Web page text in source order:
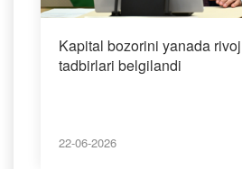
Kapital bozorini yanada
tadbirlari belgilandi
22-06-2026